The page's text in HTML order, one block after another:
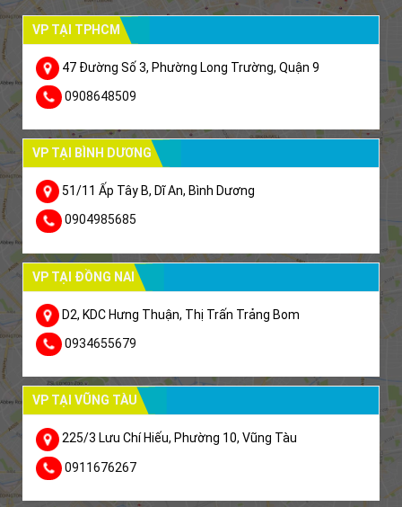
VP TẠI TPHCM
47 Đường Số 3, Phường Long Trường, Quận 9
0908648509
VP TẠI BÌNH DƯƠNG
51/11 Ấp Tây B, Dĩ An, Bình Dương
0904985685
VP TẠI ĐỒNG NAI
D2, KDC Hưng Thuận, Thị Trấn Trảng Bom
0934655679
VP TẠI VŨNG TÀU
225/3 Lưu Chí Hiếu, Phường 10, Vũng Tàu
0911676267